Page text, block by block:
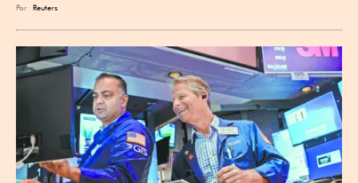
Por Reuters